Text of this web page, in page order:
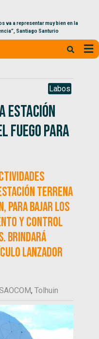
va a representar muy bien en la
Santiago Santurio
Labos
estación
Fuego para
terrena
para bajar los
y control
Brindará
lanzador
,Tolhuin